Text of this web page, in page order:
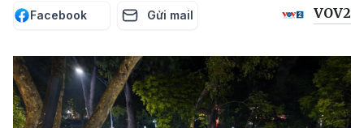
Facebook Gửi mail VOV2